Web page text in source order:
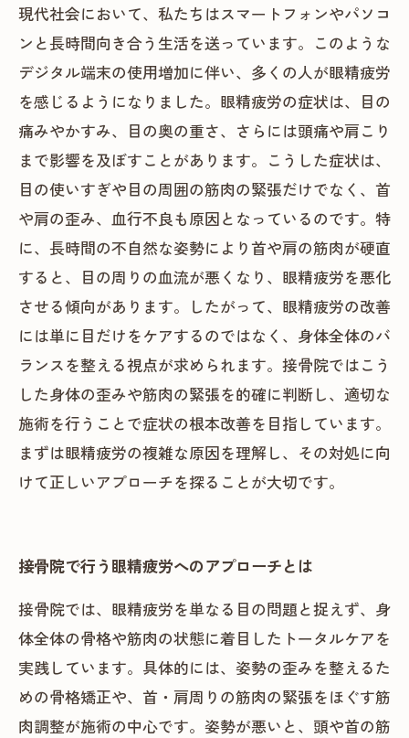
現代社会において、私たちはスマートフォンやパソコ
ンと長時間向き合う生活を送っています。このような
デジタル端末の使用増加に伴い、多くの人が眼精疲労
を感じるようになりました。眼精疲労の症状は、目の
痛みやかすみ、目の奥の重さ、さらには頭痛や肩こり
まで影響を及ぼすことがあります。こうした症状は、
目の使いすぎや目の周囲の筋肉の緊張だけでなく、首
や肩の歪み、血行不良も原因となっているのです。特
に、長時間の不自然な姿勢により首や肩の筋肉が硬直
すると、目の周りの血流が悪くなり、眼精疲労を悪化
させる傾向があります。したがって、眼精疲労の改善
には単に目だけをケアするのではなく、身体全体のバ
ランスを整える視点が求められます。接骨院ではこう
した身体の歪みや筋肉の緊張を的確に判断し、適切な
施術を行うことで症状の根本改善を目指しています。
まずは眼精疲労の複雑な原因を理解し、その対処に向
けて正しいアプローチを探ることが大切です。
接骨院で行う眼精疲労へのアプローチとは
接骨院では、眼精疲労を単なる目の問題と捉えず、身
体全体の骨格や筋肉の状態に着目したトータルケアを
実践しています。具体的には、姿勢の歪みを整えるた
めの骨格矯正や、首・肩周りの筋肉の緊張をほぐす筋
肉調整が施術の中心です。姿勢が悪いと、頭や首の筋